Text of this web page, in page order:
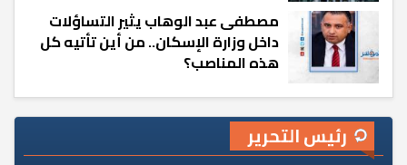
مصطفى عبد الوهاب يثير التساؤلات
داخل وزارة الإسكان.. من أين تأتيه كل
هذه المناصب؟
رئيس التحرير